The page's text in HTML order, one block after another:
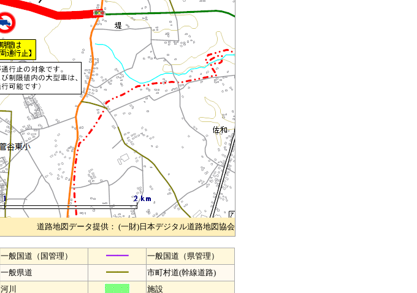
道路地図データ提供： (一財)日本デジタル道路地図協会
一般国道（国管理） ━━ 一般国道（県管理）
一般県道 ━━ 市町村道(幹線道路)
河川 施設